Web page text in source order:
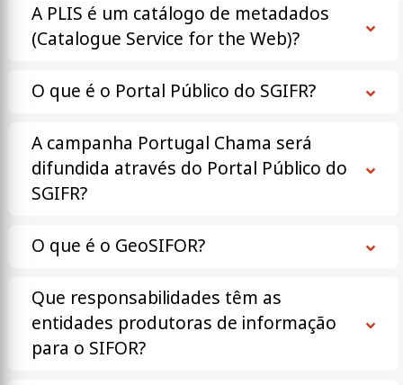
A PLIS é um catálogo de metadados
(Catalogue Service for the Web)?
O que é o Portal Público do SGIFR?
A campanha Portugal Chama será
difundida através do Portal Público do
SGIFR?
O que é o GeoSIFOR?
Que responsabilidades têm as
entidades produtoras de informação
para o SIFOR?